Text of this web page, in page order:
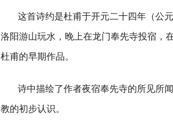
这首诗约是杜甫于开元二十四年（公
洛阳游山玩水，晚上在龙门奉先寺投宿，
杜甫的早期作品。
诗中描绘了作者夜宿奉先寺的所见所
教的初步认识。